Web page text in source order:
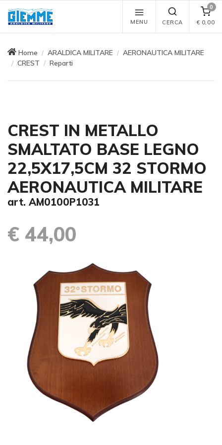
MENU CERCA
0
€ 0,00
Home ARALDICA MILITARE
AERONAUTICA MILITARE
CREST
Reparti
CREST IN METALLO
SMALTATO BASE LEGNO
22,5X17,5CM 32 STORMO
AERONAUTICA MILITARE
art. AM0100P1031
€ 44,00